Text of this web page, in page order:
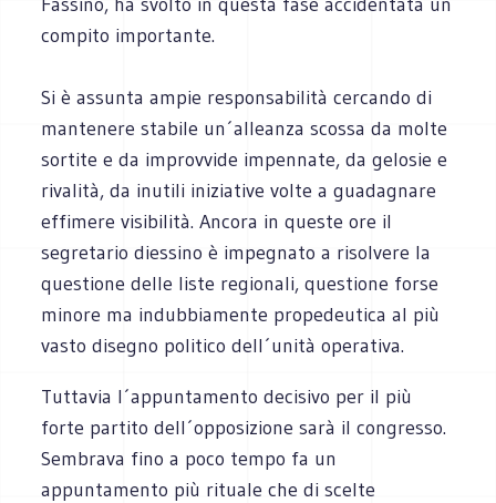
compito importante.
Si è assunta ampie responsabilità cercando di
mantenere stabile un´alleanza scossa da molte
sortite e da improvvide impennate, da gelosie e
rivalità, da inutili iniziative volte a guadagnare
effimere visibilità. Ancora in queste ore il
segretario diessino è impegnato a risolvere la
questione delle liste regionali, questione forse
minore ma indubbiamente propedeutica al più
vasto disegno politico dell´unità operativa.
Tuttavia l´appuntamento decisivo per il più
forte partito dell´opposizione sarà il congresso.
Sembrava fino a poco tempo fa un
appuntamento più rituale che di scelte